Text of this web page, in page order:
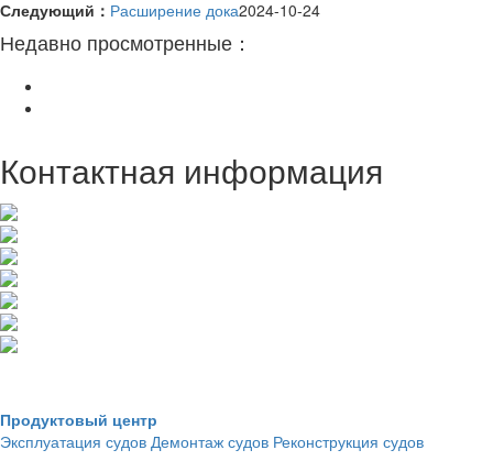
Следующий： Расширение дока2024-10-24
Недавно просмотренные：
Контактная информация
Продуктовый центр
Эксплуатация судов Демонтаж судов Реконструкция судов